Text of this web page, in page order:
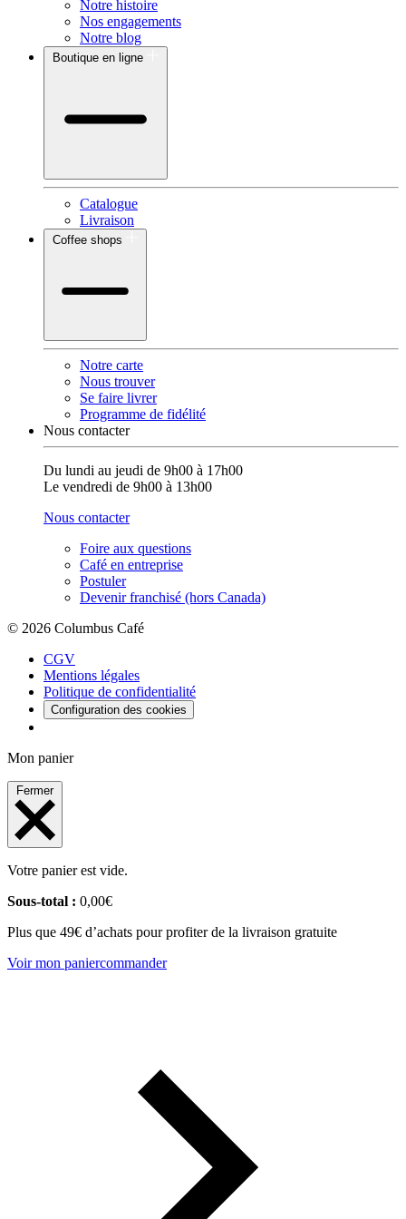
Notre histoire
Nos engagements
Notre blog
Boutique en ligne
Catalogue
Livraison
Coffee shops
Notre carte
Nous trouver
Se faire livrer
Programme de fidélité
Nous contacter
Du lundi au jeudi de 9h00 à 17h00
Le vendredi de 9h00 à 13h00
Nous contacter
Foire aux questions
Café en entreprise
Postuler
Devenir franchisé (hors Canada)
© 2026 Columbus Café
CGV
Mentions légales
Politique de confidentialité
Configuration des cookies
Mon panier
Fermer
Votre panier est vide.
Sous-total : 0,00€
Plus que 49€ d’achats pour profiter de la livraison gratuite
Voir mon paniercommander